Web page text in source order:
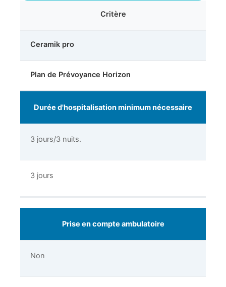
Critère
Ceramik pro
Plan de Prévoyance Horizon
Durée d'hospitalisation minimum nécessaire
3 jours/3 nuits.
3 jours
Prise en compte ambulatoire
Non